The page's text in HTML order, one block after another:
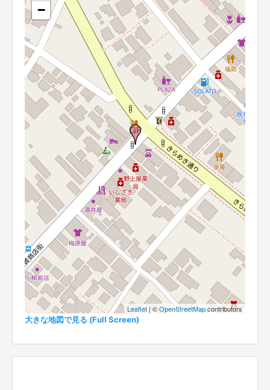
−
Leaflet | ©OpenStreetMapcontributors
大きな地図で見る (Full Screen)